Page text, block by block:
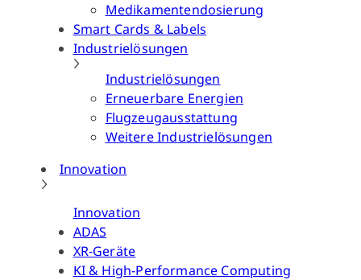
Medikamentendosierung
Smart Cards & Labels
Industrielösungen
Industrielösungen
Erneuerbare Energien
Flugzeugausstattung
Weitere Industrielösungen
Innovation
Innovation
ADAS
XR-Geräte
KI & High-Performance Computing